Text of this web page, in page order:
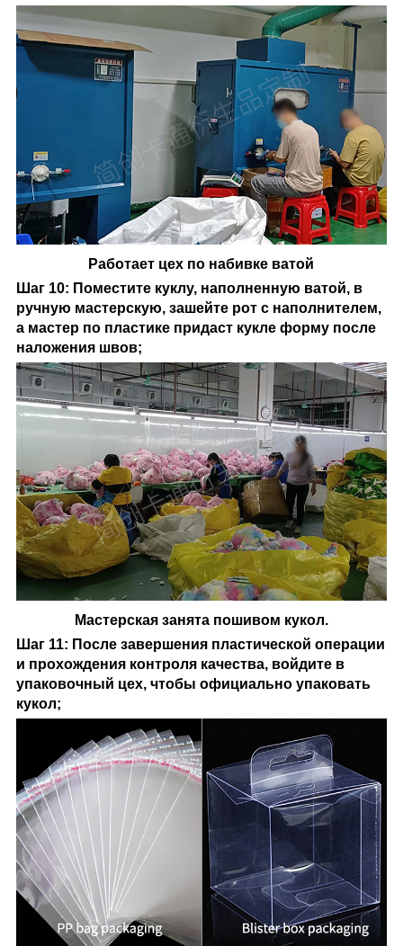
Работает цех по набивке ватой
Шаг 10: Поместите куклу, наполненную ватой, в
ручную мастерскую, зашейте рот с наполнителем,
а мастер по пластике придаст кукле форму после
наложения швов;
Мастерская занята пошивом кукол.
Шаг 11: После завершения пластической операции
и прохождения контроля качества, войдите в
упаковочный цех, чтобы официально упаковать
кукол;